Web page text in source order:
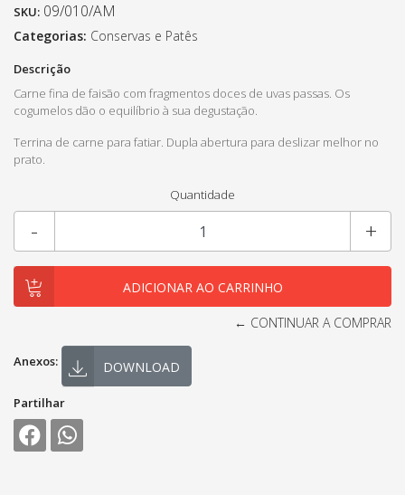
SKU: 09/010/AM
Categorias: Conservas e Patês
Descrição
Carne fina de faisão com fragmentos doces de uvas passas. Os
cogumelos dão o equilíbrio à sua degustação.
Terrina de carne para fatiar. Dupla abertura para deslizar melhor no
prato.
Quantidade
+
-
← CONTINUAR A COMPRAR
Anexos: DOWNLOAD
Partilhar